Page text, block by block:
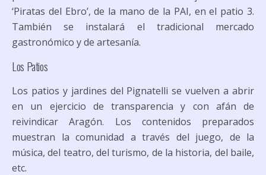
‘Piratas del Ebro’, de la mano de la PAI, en el patio 3.
También se instalará el tradicional mercado
gastronómico y de artesanía.
Los Patios
Los patios y jardines del Pignatelli se vuelven a abrir
en un ejercicio de transparencia y con afán de
reivindicar Aragón. Los contenidos preparados
muestran la comunidad a través del juego, de la
música, del teatro, del turismo, de la historia, del baile,
etc.